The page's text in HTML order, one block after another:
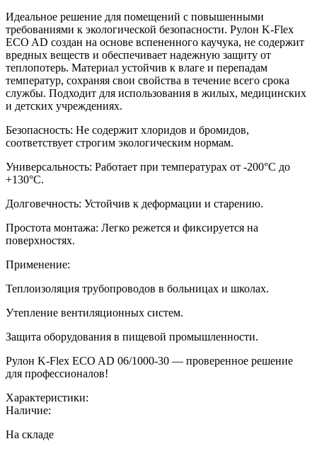
Идеальное решение для помещений с повышенными
требованиями к экологической безопасности. Рулон K-Flex
ECO AD создан на основе вспененного каучука, не содержит
вредных веществ и обеспечивает надежную защиту от
теплопотерь. Материал устойчив к влаге и перепадам
температур, сохраняя свои свойства в течение всего срока
службы. Подходит для использования в жилых, медицинских
и детских учреждениях.
Безопасность: Не содержит хлоридов и бромидов,
соответствует строгим экологическим нормам.
Универсальность: Работает при температурах от -200°C до
+130°C.
Долговечность: Устойчив к деформации и старению.
Простота монтажа: Легко режется и фиксируется на
поверхностях.
Применение:
Теплоизоляция трубопроводов в больницах и школах.
Утепление вентиляционных систем.
Защита оборудования в пищевой промышленности.
Рулон K-Flex ECO AD 06/1000-30 — проверенное решение
для профессионалов!
Характеристики:
Наличие:
На складе